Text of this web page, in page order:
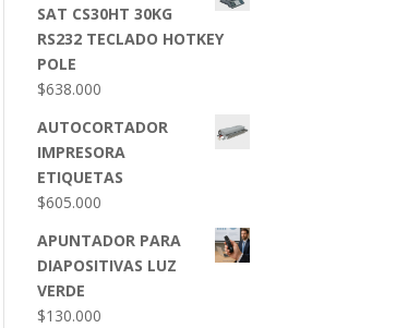
SAT CS30HT 30KG
RS232 TECLADO HOTKEY
POLE
$638.000
AUTOCORTADOR
IMPRESORA
ETIQUETAS
$605.000
APUNTADOR PARA
DIAPOSITIVAS LUZ
VERDE
$130.000